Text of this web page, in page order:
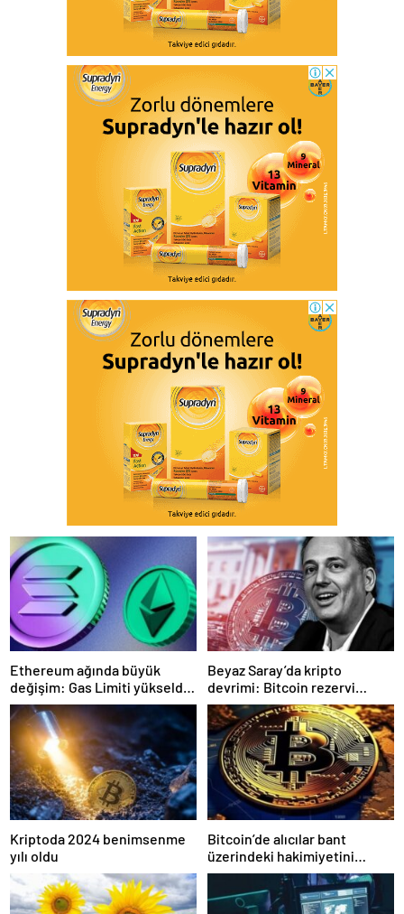
Ethereum ağında büyük
değişim: Gas Limiti yükseldi,
işlem ücretleri düşebilir mi?
Beyaz Saray’da kripto
devrimi: Bitcoin rezervi
gerçek olabilir mi?
Kriptoda 2024 benimsenme
yılı oldu
Bitcoin’de alıcılar bant
üzerindeki hakimiyetini
kaybetti